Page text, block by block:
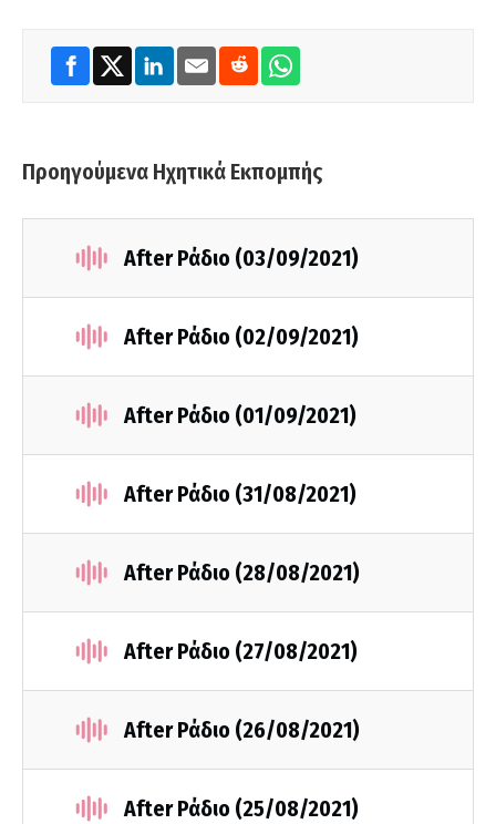
Προηγούμενα Ηχητικά Εκπομπής
After Ράδιο (03/09/2021)
After Ράδιο (02/09/2021)
After Ράδιο (01/09/2021)
After Ράδιο (31/08/2021)
After Ράδιο (28/08/2021)
After Ράδιο (27/08/2021)
After Ράδιο (26/08/2021)
After Ράδιο (25/08/2021)